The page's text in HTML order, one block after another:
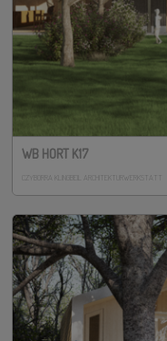
WB HORT K17
CZYBORRA KLINGBEIL ARCHITEKTURWERKSTATT